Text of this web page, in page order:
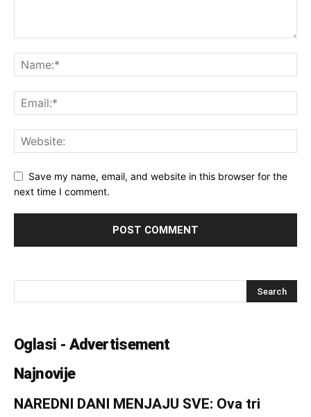
Save my name, email, and website in this browser for the
next time I comment.
Oglasi - Advertisement
Najnovije
NAREDNI DANI MENJAJU SVE: Ova tri